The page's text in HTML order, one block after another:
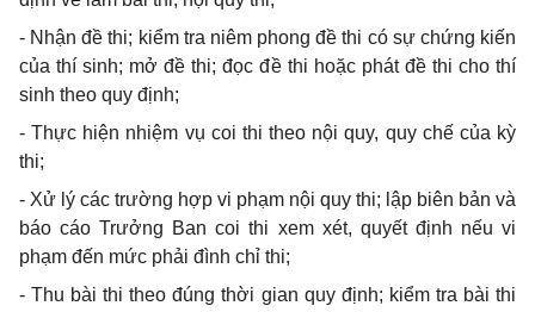
- Nhận đề thi; kiểm tra niêm phong đề thi có sự chứng kiến
của thí sinh; mở đề thi; đọc đề thi hoặc phát đề thi cho thí
sinh theo quy định;
-Thực hiện nhiệm vụ coi thi theo nội quy, quy chế của kỳ
thi;
- Xử lý các trường hợp vi phạm nội quy thi; lập biên bản và
báo cáo Trưởng Ban coi thi xem xét, quyết định nếu vi
phạm đến mức phải đình chỉ thi;
-Thu bài thi theo đúng thời gian quy định; kiểm tra bài thi